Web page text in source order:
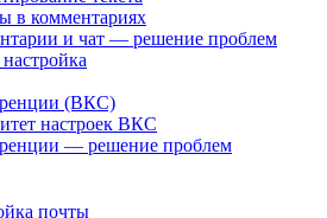
в комментариях
и чат — решение проблем
(ВКС)
настроек ВКС
— решение проблем
почты